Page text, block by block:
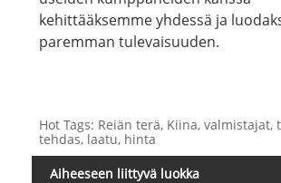
kehittääksemme yhdessä ja
paremman tulevaisuuden.
Hot Tags: Reiän terä, Kiina, valmistajat,
tehdas, laatu, hinta
Aiheeseen liittyvä luokka